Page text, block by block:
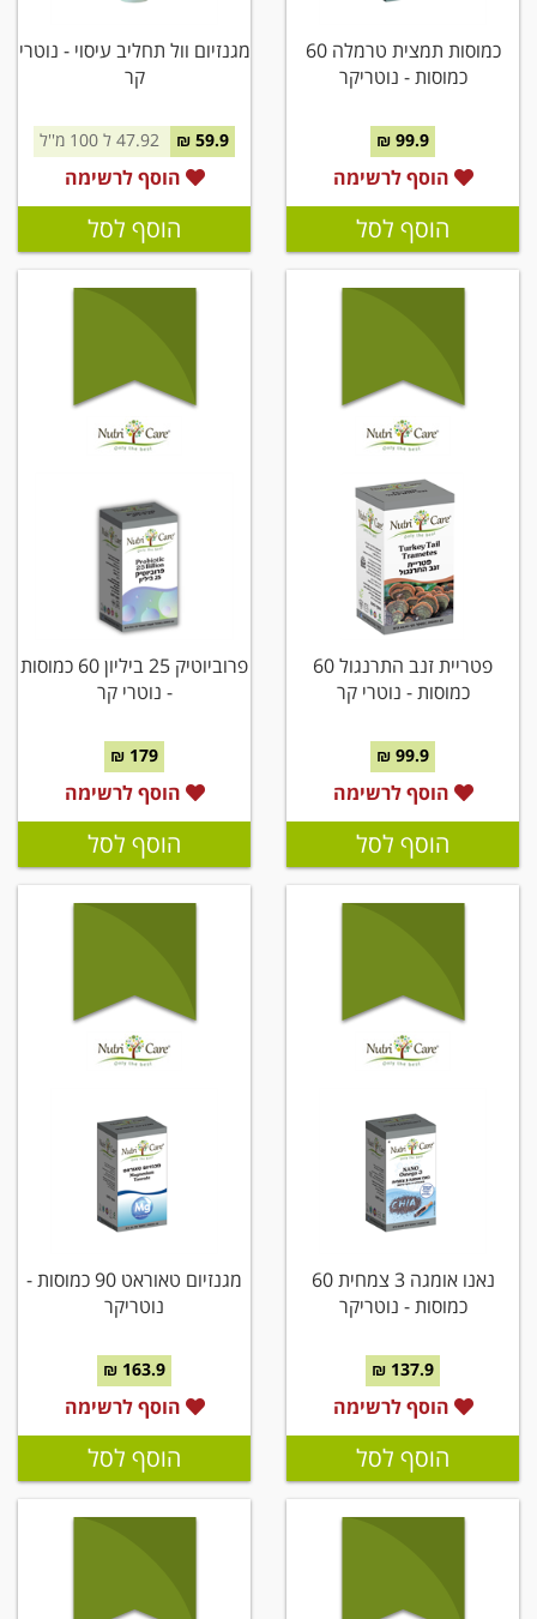
כמוסות תמצית טרמלה 60
כמוסות - נוטריקר
99.9 ₪
הוסף לרשימה
הוסף לסל
מגנזיום וול תחליב עיסוי - נוטרי
קר
59.9 ₪
הוסף לרשימה
הוסף לסל
פטריית זנב התרנגול 60
כמוסות - נוטרי קר
99.9 ₪
הוסף לרשימה
הוסף לסל
פרוביוטיק 25 ביליון 60 כמוסות
- נוטרי קר
179 ₪
הוסף לרשימה
הוסף לסל
נאנו אומגה 3 צמחית 60
כמוסות - נוטריקר
137.9 ₪
הוסף לרשימה
הוסף לסל
מגנזיום טאוראט 90 כמוסות -
נוטריקר
163.9 ₪
הוסף לרשימה
הוסף לסל